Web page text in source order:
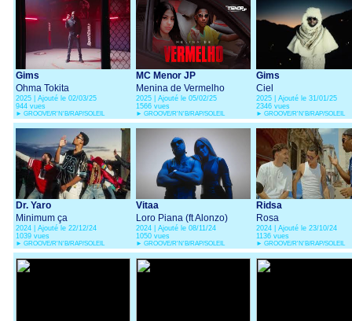
Gims
Ohma Tokita
2025 | Ajouté le 02/03/25
944 vues
► GROOVE/R'N'B/RAP/SOLEIL
MC Menor JP
Menina de Vermelho
2025 | Ajouté le 05/02/25
1566 vues
► GROOVE/R'N'B/RAP/SOLEIL
Gims
Ciel
2025 | Ajouté le 31/01/25
2346 vues
► GROOVE/R'N'B/RAP/SOLEIL
Dr. Yaro
Minimum ça
2024 | Ajouté le 22/12/24
1039 vues
► GROOVE/R'N'B/RAP/SOLEIL
Vitaa
Loro Piana (ft Alonzo)
2024 | Ajouté le 08/11/24
1050 vues
► GROOVE/R'N'B/RAP/SOLEIL
Ridsa
Rosa
2024 | Ajouté le 23/10/24
1136 vues
► GROOVE/R'N'B/RAP/SOLEIL